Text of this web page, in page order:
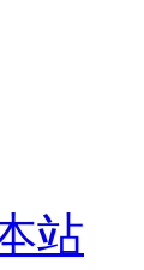
站